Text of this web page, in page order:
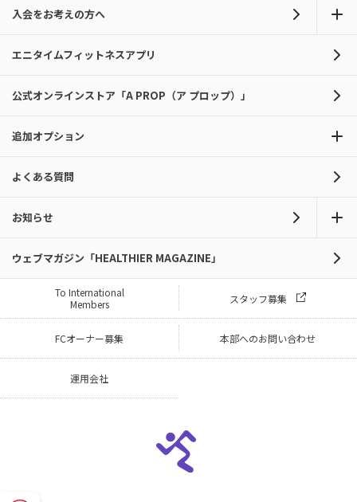
入会をお考えの方へ
エニタイムフィットネスアプリ
公式オンラインストア「A PROP（ア プロップ）」
追加オプション
よくある質問
お知らせ
ウェブマガジン「HEALTHIER MAGAZINE」
To International
Members
スタッフ募集
FCオーナー募集 本部へのお問い合わせ
運用会社